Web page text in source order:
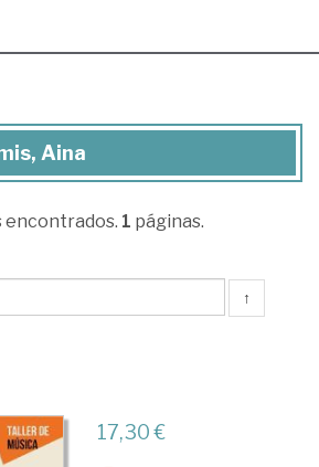
Aina
encontrados. 1 páginas.
↑
17,30 €